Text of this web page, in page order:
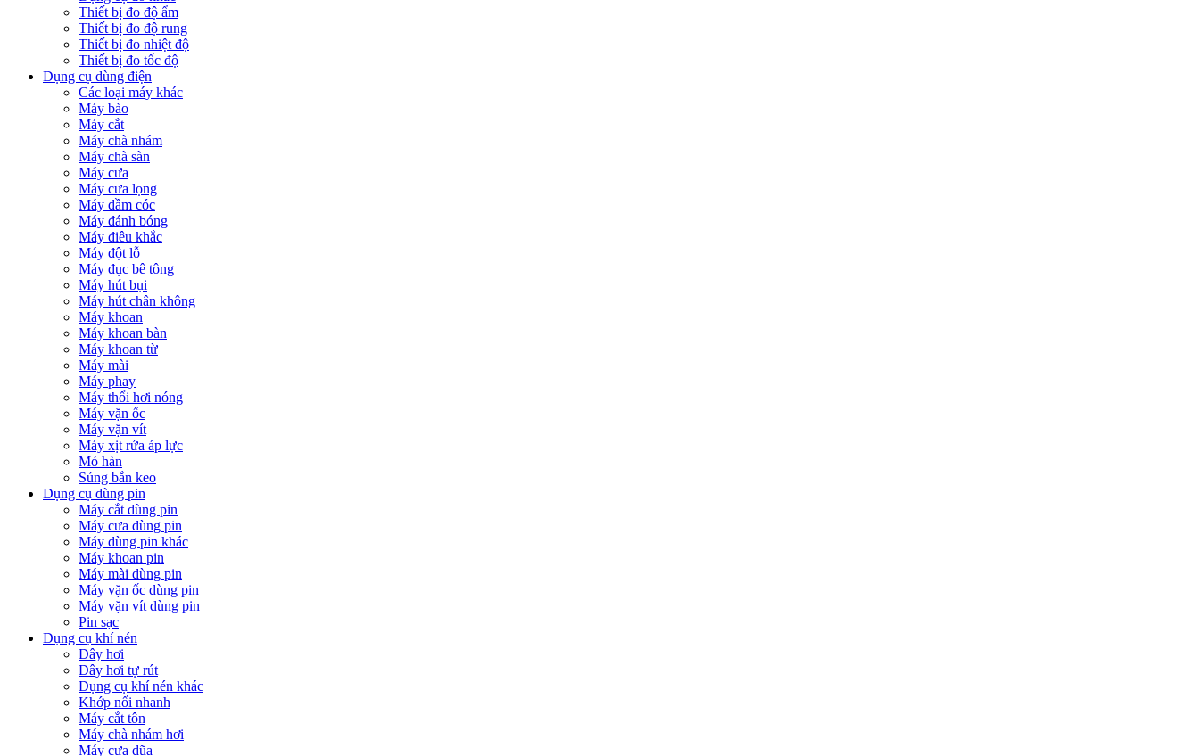
Thiết bị đo độ ẩm
Thiết bị đo độ rung
Thiết bị đo nhiệt độ
Thiết bị đo tốc độ
Dụng cụ dùng điện
Các loại máy khác
Máy bào
Máy cắt
Máy chà nhám
Máy chà sàn
Máy cưa
Máy cưa lọng
Máy đầm cóc
Máy đánh bóng
Máy điêu khắc
Máy đột lỗ
Máy đục bê tông
Máy hút bụi
Máy hút chân không
Máy khoan
Máy khoan bàn
Máy khoan từ
Máy mài
Máy phay
Máy thổi hơi nóng
Máy vặn ốc
Máy vặn vít
Máy xịt rửa áp lực
Mỏ hàn
Súng bắn keo
Dụng cụ dùng pin
Máy cắt dùng pin
Máy cưa dùng pin
Máy dùng pin khác
Máy khoan pin
Máy mài dùng pin
Máy vặn ốc dùng pin
Máy vặn vít dùng pin
Pin sạc
Dụng cụ khí nén
Dây hơi
Dây hơi tự rút
Dụng cụ khí nén khác
Khớp nối nhanh
Máy cắt tôn
Máy chà nhám hơi
Máy cưa dũa